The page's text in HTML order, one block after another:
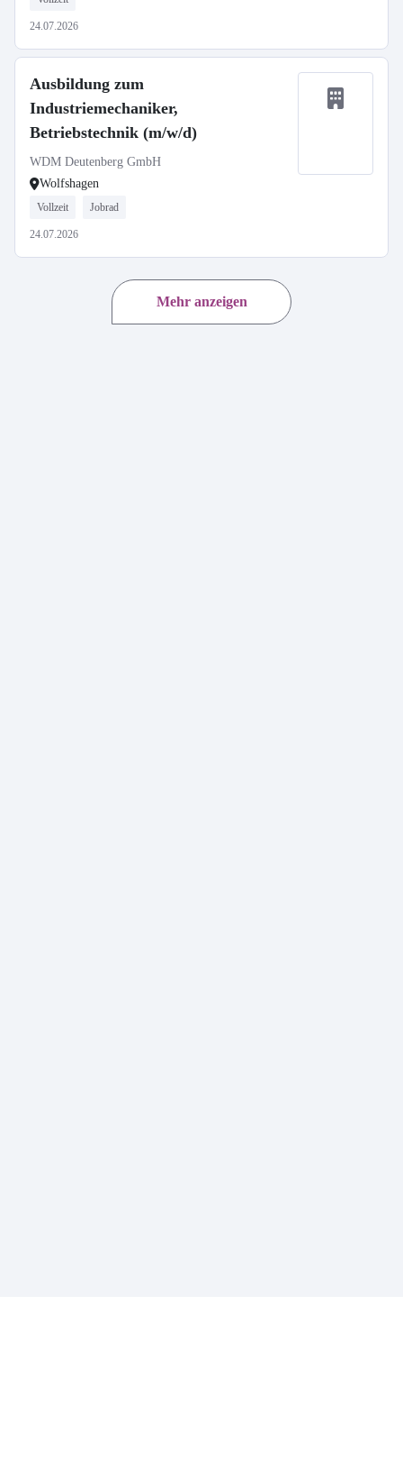
24.07.2026
Ausbildung zum
Industriemechaniker,
Betriebstechnik (m/w/d)
WDM Deutenberg GmbH
Wolfshagen
Vollzeit Jobrad
24.07.2026
Mehr anzeigen